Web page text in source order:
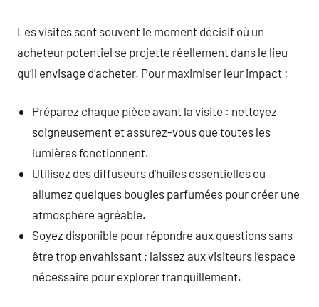
Les visites sont souvent le moment décisif où un
acheteur potentiel se projette réellement dans le lieu
qu’il envisage d’acheter. Pour maximiser leur impact :
Préparez chaque pièce avant la visite : nettoyez
soigneusement et assurez-vous que toutes les
lumières fonctionnent.
Utilisez des diffuseurs d’huiles essentielles ou
allumez quelques bougies parfumées pour créer une
atmosphère agréable.
Soyez disponible pour répondre aux questions sans
être trop envahissant ; laissez aux visiteurs l’espace
nécessaire pour explorer tranquillement.